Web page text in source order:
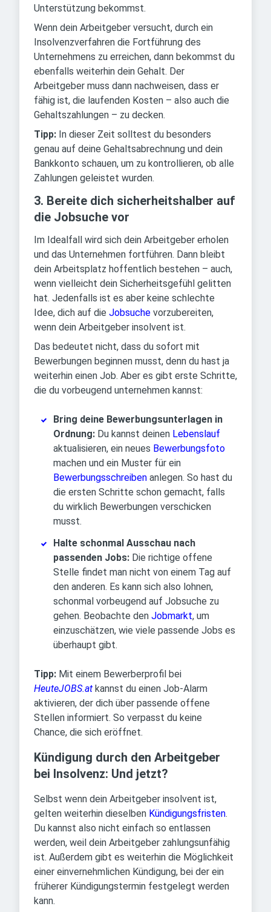
Unterstützung bekommst.
Wenn dein Arbeitgeber versucht, durch ein
Insolvenzverfahren die Fortführung des
Unternehmens zu erreichen, dann bekommst du
ebenfalls weiterhin dein Gehalt. Der
Arbeitgeber muss dann nachweisen, dass er
fähig ist, die laufenden Kosten – also auch die
Gehaltszahlungen – zu decken.
Tipp: In dieser Zeit solltest du besonders
genau auf deine Gehaltsabrechnung und dein
Bankkonto schauen, um zu kontrollieren, ob alle
Zahlungen geleistet wurden.
3. Bereite dich sicherheitshalber auf
die Jobsuche vor
Im Idealfall wird sich dein Arbeitgeber erholen
und das Unternehmen fortführen. Dann bleibt
dein Arbeitsplatz hoffentlich bestehen – auch,
wenn vielleicht dein Sicherheitsgefühl gelitten
hat. Jedenfalls ist es aber keine schlechte
Idee, dich auf die Jobsuche vorzubereiten,
wenn dein Arbeitgeber insolvent ist.
Das bedeutet nicht, dass du sofort mit
Bewerbungen beginnen musst, denn du hast ja
weiterhin einen Job. Aber es gibt erste Schritte,
die du vorbeugend unternehmen kannst:
Bring deine Bewerbungsunterlagen in
Ordnung: Du kannst deinen Lebenslauf
aktualisieren, ein neues Bewerbungsfoto
machen und ein Muster für ein
Bewerbungsschreiben anlegen. So hast du
die ersten Schritte schon gemacht, falls
du wirklich Bewerbungen verschicken
musst.
Halte schonmal Ausschau nach
passenden Jobs: Die richtige offene
Stelle findet man nicht von einem Tag auf
den anderen. Es kann sich also lohnen,
schonmal vorbeugend auf Jobsuche zu
gehen. Beobachte den Jobmarkt, um
einzuschätzen, wie viele passende Jobs es
überhaupt gibt.
Tipp: Mit einem Bewerberprofil bei
HeuteJOBS.at kannst du einen Job-Alarm
aktivieren, der dich über passende offene
Stellen informiert. So verpasst du keine
Chance, die sich eröffnet.
Kündigung durch den Arbeitgeber
bei Insolvenz: Und jetzt?
Selbst wenn dein Arbeitgeber insolvent ist,
gelten weiterhin dieselben Kündigungsfristen.
Du kannst also nicht einfach so entlassen
werden, weil dein Arbeitgeber zahlungsunfähig
ist. Außerdem gibt es weiterhin die Möglichkeit
einer einvernehmlichen Kündigung, bei der ein
früherer Kündigungstermin festgelegt werden
kann.